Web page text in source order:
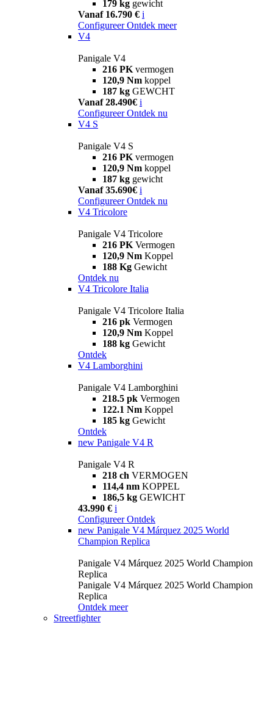
179 kg gewicht
Vanaf 16.790 € i
Configureer Ontdek meer
V4
Panigale V4
216 PK vermogen
120,9 Nm koppel
187 kg GEWCHT
Vanaf 28.490€ i
Configureer Ontdek nu
V4 S
Panigale V4 S
216 PK vermogen
120,9 Nm koppel
187 kg gewicht
Vanaf 35.690€ i
Configureer Ontdek nu
V4 Tricolore
Panigale V4 Tricolore
216 PK Vermogen
120,9 Nm Koppel
188 Kg Gewicht
Ontdek nu
V4 Tricolore Italia
Panigale V4 Tricolore Italia
216 pk Vermogen
120,9 Nm Koppel
188 kg Gewicht
Ontdek
V4 Lamborghini
Panigale V4 Lamborghini
218.5 pk Vermogen
122.1 Nm Koppel
185 kg Gewicht
Ontdek
new Panigale V4 R
Panigale V4 R
218 ch VERMOGEN
114,4 nm KOPPEL
186,5 kg GEWICHT
43.990 € i
Configureer Ontdek
new Panigale V4 Márquez 2025 World
Champion Replica
Panigale V4 Márquez 2025 World Champion
Replica
Panigale V4 Márquez 2025 World Champion
Replica
Ontdek meer
Streetfighter